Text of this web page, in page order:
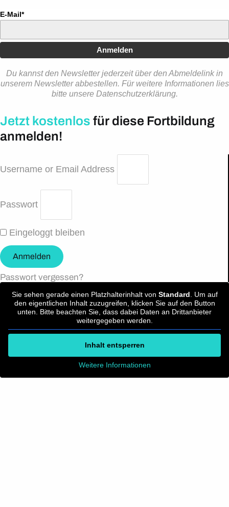
E-Mail*
Anmelden
Du kannst den Newsletter jederzeit über den Abmeldelink in
unserem Newsletter abbestellen. Für weitere Informationen lies
bitte unsere Datenschutzerklärung.
Jetzt kostenlos für diese Fortbildung
anmelden!
Username or Email Address
Passwort
Eingeloggt bleiben
Anmelden
Passwort vergessen?
Sie sehen gerade einen Platzhalterinhalt von Standard . Um auf
den eigentlichen Inhalt zuzugreifen, klicken Sie auf den Button
unten. Bitte beachten Sie, dass dabei Daten an Drittanbieter
weitergegeben werden.
Inhalt entsperren
Weitere Informationen